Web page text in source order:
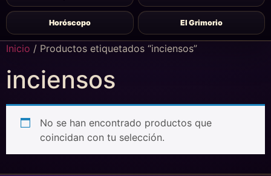
Horóscopo El Grimorio
Inicio / Productos etiquetados “inciensos”
inciensos
No se han encontrado productos que
coincidan con tu selección.